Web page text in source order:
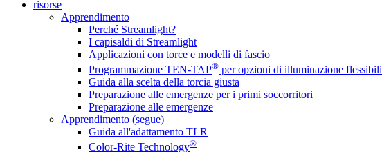
risorse
Apprendimento
Perché Streamlight?
I capisaldi di Streamlight
Applicazioni con torce e modelli di fascio
Programmazione TEN-TAP® per opzioni di illuminazione flessibili
Guida alla scelta della torcia giusta
Preparazione alle emergenze per i primi soccorritori
Preparazione alle emergenze
Apprendimento (segue)
Guida all'adattamento TLR
Color-Rite Technology®